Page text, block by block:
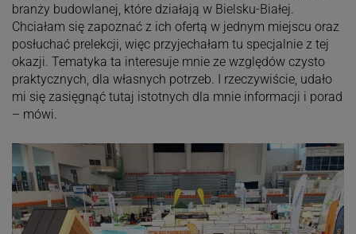
branży budowlanej, które działają w Bielsku-Białej.
Chciałam się zapoznać z ich ofertą w jednym miejscu oraz
posłuchać prelekcji, więc przyjechałam tu specjalnie z tej
okazji. Tematyka ta interesuje mnie ze względów czysto
praktycznych, dla własnych potrzeb. I rzeczywiście, udało
mi się zasięgnąć tutaj istotnych dla mnie informacji i porad
– mówi.